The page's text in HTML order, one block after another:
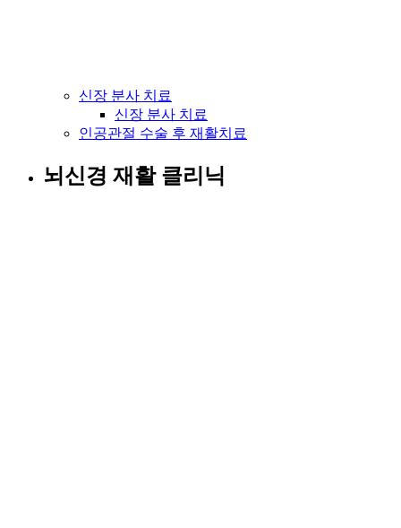
신장 분사 치료
신장 분사 치료
인공관절 수술 후 재활치료
뇌신경 재활 클리닉